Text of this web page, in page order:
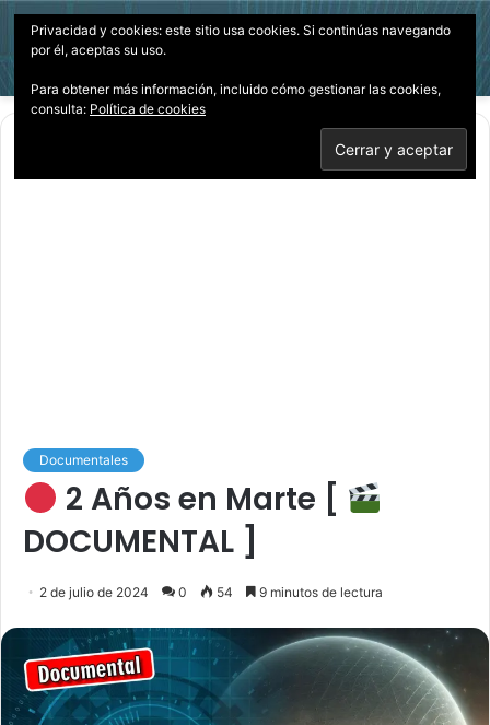
Menú
Documentales
2 Años en Marte [
DOCUMENTAL ]
2 de julio de 2024 0 54 9 minutos de lectura
Privacidad y cookies: este sitio usa cookies. Si continúas navegando
por él, aceptas su uso.
Para obtener más información, incluido cómo gestionar las cookies,
consulta: Política de cookies